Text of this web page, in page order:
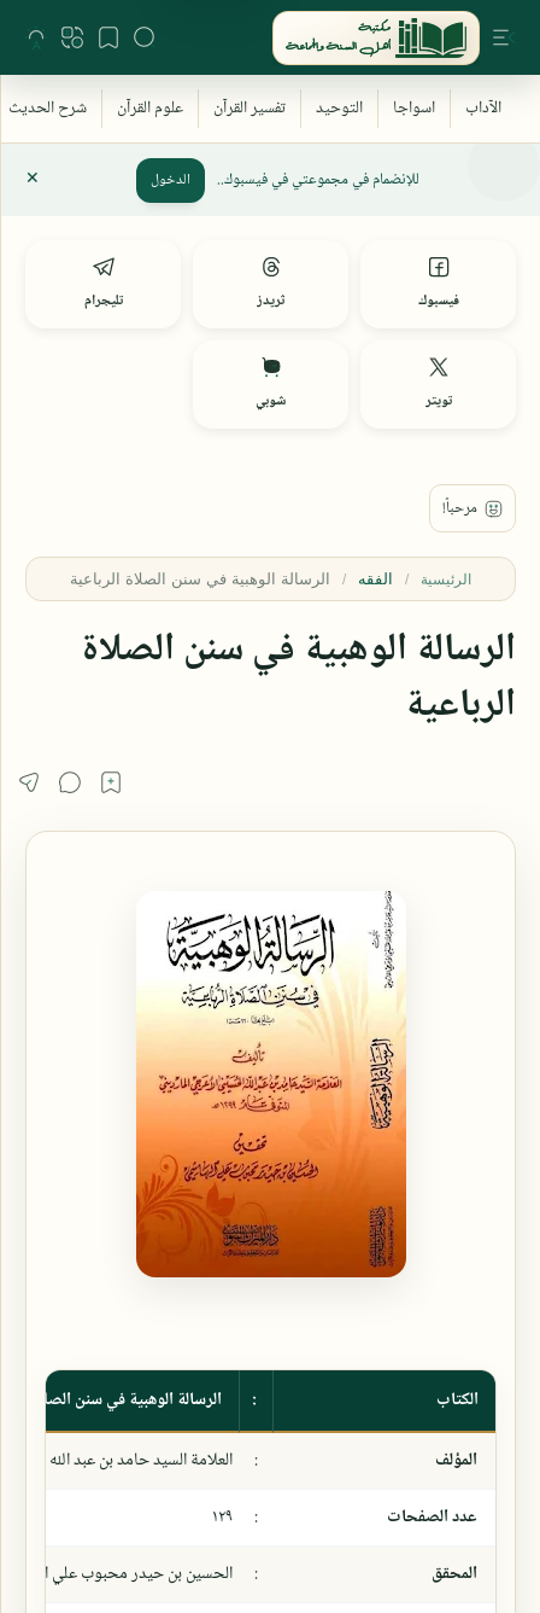
للإنضمام في مجموعتي في فيسبوك.. الدخول
فيسبوك ثريدز تليجرام
تويتر شوبي
الرئيسية الفقه
الرسالة الوهبية في سنن الصلاة
الرباعية
الكتاب :
الرسالة الوهبية في سنن الصلاة
المؤلف
:
العلامة السيد حامد بن عبد الله
عدد الصفحات
:
١٢٩
المحقق
:
الحسين بن حيدر محبوب علي